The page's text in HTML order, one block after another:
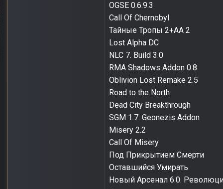
OGSE 0.6.9.3
Call Of Chernobyl
Тайные Тропы 2+АА 2
Lost Alpha DC
NLC 7. Build 3.0
RMA Shadows Addon 0.8
Oblivion Lost Remake 2.5
Road to the North
Dead City Breakthrough
SGM 1.7: Geonezis Addon
Misery 2.2
Call Of Misery
Под Прикрытием Смерти
Оставшийся Умирать
Новый Арсенал 6.0.